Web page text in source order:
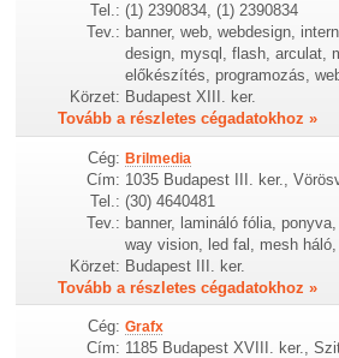
Tel.: (1) 2390834, (1) 2390834
Tev.: banner, web, webdesign,
design, mysql, flash, arculat,
előkészítés, programozás,
Körzet: Budapest XIII. ker.
Tovább a részletes cégadatokhoz »
Cég: Brilmedia
Cím: 1035 Budapest III. ker.,
Tel.: (30) 4640481
Tev.: banner, lamináló fólia,
way vision, led fal, mesh
Körzet: Budapest III. ker.
Tovább a részletes cégadatokhoz »
Cég: Grafx
Cím: 1185 Budapest XVIII. ker.,